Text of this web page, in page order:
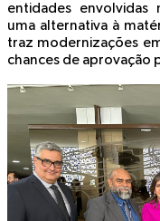
entidades envolvidas
uma alternativa à
traz modernizações
chances de aprovação